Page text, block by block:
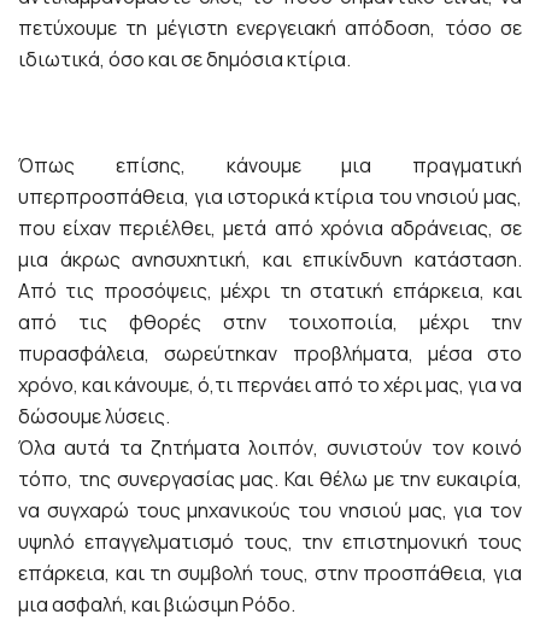
πετύχουμε τη μέγιστη ενεργειακή απόδοση, τόσο σε
ιδιωτικά, όσο και σε δημόσια κτίρια.
Όπως επίσης, κάνουμε μια πραγματική
υπερπροσπάθεια, για ιστορικά κτίρια του νησιού μας,
που είχαν περιέλθει, μετά από χρόνια αδράνειας, σε
μια άκρως ανησυχητική, και επικίνδυνη κατάσταση.
Από τις προσόψεις, μέχρι τη στατική επάρκεια, και
από τις φθορές στην τοιχοποιία, μέχρι την
πυρασφάλεια, σωρεύτηκαν προβλήματα, μέσα στο
χρόνο, και κάνουμε, ό,τι περνάει από το χέρι μας, για να
δώσουμε λύσεις.
Όλα αυτά τα ζητήματα λοιπόν, συνιστούν τον κοινό
τόπο, της συνεργασίας μας. Και θέλω με την ευκαιρία,
να συγχαρώ τους μηχανικούς του νησιού μας, για τον
υψηλό επαγγελματισμό τους, την επιστημονική τους
επάρκεια, και τη συμβολή τους, στην προσπάθεια, για
μια ασφαλή, και βιώσιμη Ρόδο.